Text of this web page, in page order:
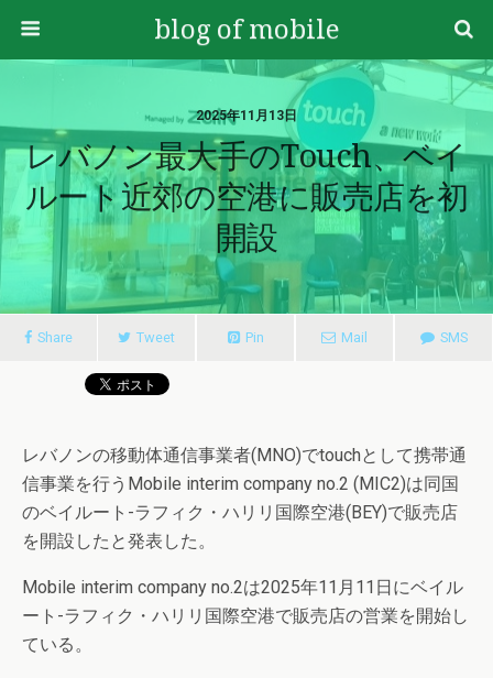
blog of mobile
2025年11月13日
レバノン最大手のtouch、ベイ
ルート近郊の空港に販売店を初
開設
Share Tweet Pin Mail SMS
レバノンの移動体通信事業者(MNO)でtouchとして携帯通
信事業を行うMobile interim company no.2 (MIC2)は同国
のベイルート-ラフィク・ハリリ国際空港(BEY)で販売店
を開設したと発表した。
Mobile interim company no.2は2025年11月11日にベイル
ート-ラフィク・ハリリ国際空港で販売店の営業を開始し
ている。